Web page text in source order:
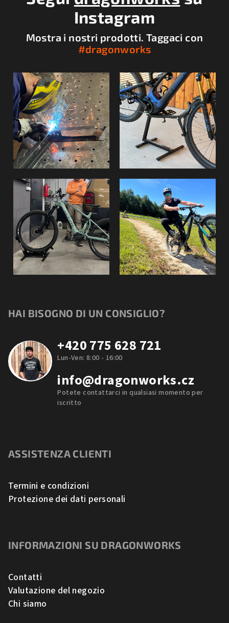
Instagram
Mostra i nostri prodotti. Taggaci con
#dragonworks
HAI BISOGNO DI UN CONSIGLIO?
+420 775 628 721
Lun-Ven: 8:00 - 16:00
info@dragonworks.cz
Potete contattarci in qualsiasi momento per
iscritto
ASSISTENZA CLIENTI
Termini e condizioni
Protezione dei dati personali
INFORMAZIONI SU DRAGONWORKS
Contatti
Valutazione del negozio
Chi siamo